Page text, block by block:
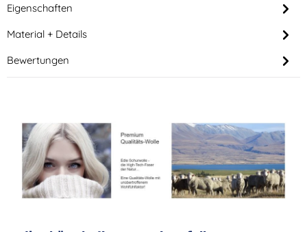
Eigenschaften
Material + Details
Bewertungen